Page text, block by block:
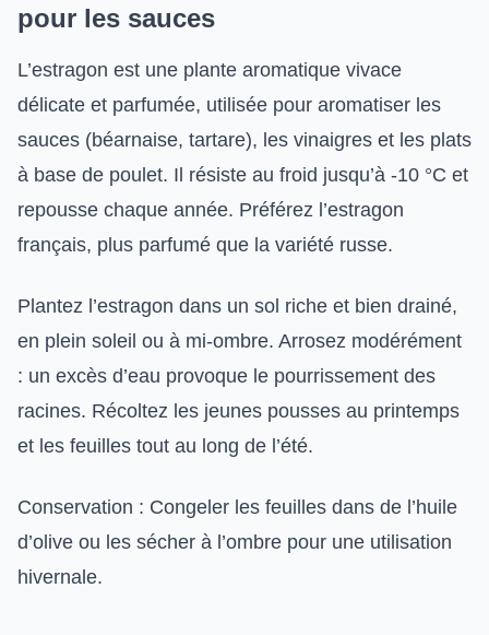
pour les sauces
L’estragon est une plante aromatique vivace
délicate et parfumée, utilisée pour aromatiser les
sauces (béarnaise, tartare), les vinaigres et les plats
à base de poulet. Il résiste au froid jusqu’à -10 °C et
repousse chaque année. Préférez l’estragon
français, plus parfumé que la variété russe.
Plantez l’estragon dans un sol riche et bien drainé,
en plein soleil ou à mi-ombre. Arrosez modérément
: un excès d’eau provoque le pourrissement des
racines. Récoltez les jeunes pousses au printemps
et les feuilles tout au long de l’été.
Conservation : Congeler les feuilles dans de l’huile
d’olive ou les sécher à l’ombre pour une utilisation
hivernale.